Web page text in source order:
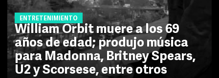
ENTRETENIMIENTO
William Orbit muere a los 69
años de edad; produjo música
para Madonna, Britney Spears,
U2 y Scorsese, entre otros